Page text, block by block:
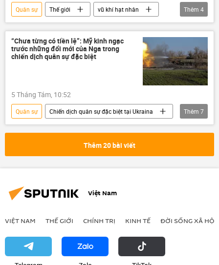
Quân sự Thế giới
vũ khí hạt nhân
Iran
Xung đột Mỹ-Iran
Hoa Kỳ
Donald Trump
Thêm 4
“Chưa từng có tiền lệ”: Mỹ kinh ngạc
trước những đổi mới của Nga trong
chiến dịch quân sự đặc biệt
5 Tháng Tám, 10:52
Quân sự
Chiến dịch quân sự đặc biệt tại Ukraina
Bộ Quốc phòng Nga
Ukraina
Nga
Thế giới
Thêm 7
Thêm 20 bài viết
Việt Nam
VIỆT NAM THẾ GIỚI CHÍNH TRỊ KINH TẾ ĐỜI SỐNG XÃ HỘI